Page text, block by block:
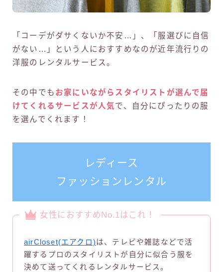
「コーデがダサくないか不安…」、「服選びに自信
がない…」という人におすすめなのが近年流行りの
洋服のレンタルサービス。
その中でも お家にいながらスタイリストが選んで届
けてくれるサービスが人気で、自分にぴったりの服
を選んでくれます！
レディース
ファッションレンタル
女性におすすめNo.1はこれ！
airCloset(エアクロ)は、テレビや雑誌などで活
躍するプロのスタイリストが自分に似合う服を
決めて送ってくれるレンタルサービス。